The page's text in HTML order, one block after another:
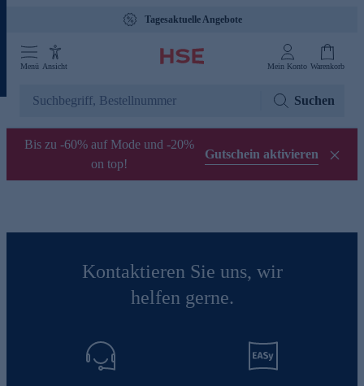
Tagesaktuelle Angebote
Menü Ansicht Mein Konto Warenkorb
Suchen
Bis zu -60% auf Mode und -20%
on top!
Gutschein aktivieren
Kontaktieren Sie uns, wir
helfen gerne.